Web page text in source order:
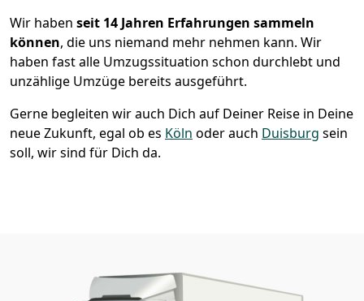
Wir haben seit 14 Jahren Erfahrungen sammeln
können, die uns niemand mehr nehmen kann. Wir
haben fast alle Umzugssituation schon durchlebt und
unzählige Umzüge bereits ausgeführt.
Gerne begleiten wir auch Dich auf Deiner Reise in Deine
neue Zukunft, egal ob es Köln oder auch Duisburg sein
soll, wir sind für Dich da.